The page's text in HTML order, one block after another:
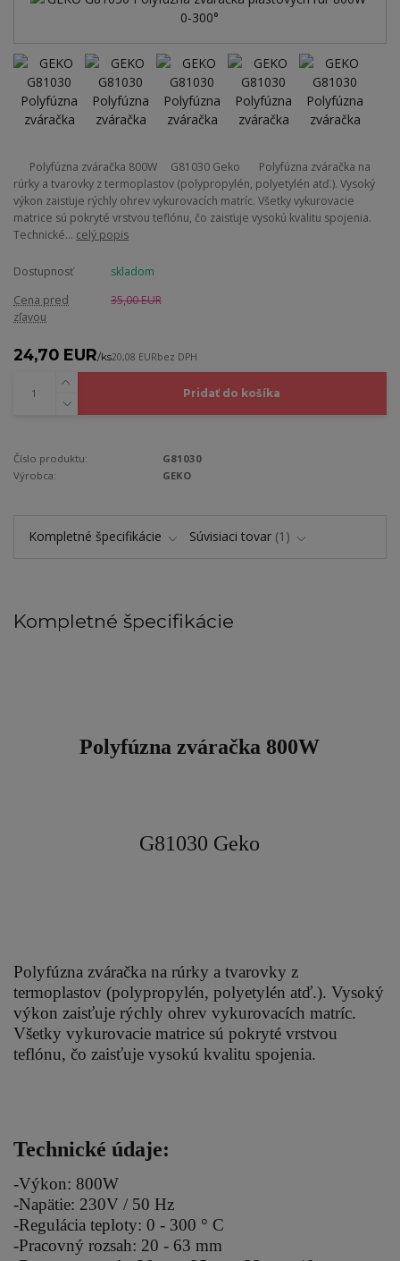
Polyfúzna zváračka 800W G81030 Geko Polyfúzna zváračka na
rúrky a tvarovky z termoplastov (polypropylén, polyetylén atď.). Vysoký
výkon zaisťuje rýchly ohrev vykurovacích matríc. Všetky vykurovacie
matrice sú pokryté vrstvou teflónu, čo zaisťuje vysokú kvalitu spojenia.
Technické... celý popis
Dostupnosť
skladom
Cena pred
zľavou
35,00 EUR
24,70 EUR/ks20,08 EURbez DPH
Pridať do košíka
Číslo produktu:
G81030
Výrobca:
GEKO
Kompletné špecifikácie Súvisiaci tovar 1
Kompletné špecifikácie
Polyfúzna zváračka 800W
G81030 Geko
Polyfúzna zváračka na rúrky a tvarovky z
termoplastov (polypropylén, polyetylén atď.). Vysoký
výkon zaisťuje rýchly ohrev vykurovacích matríc.
Všetky vykurovacie matrice sú pokryté vrstvou
teflónu, čo zaisťuje vysokú kvalitu spojenia.
Technické údaje:
-Výkon: 800W
-Napätie: 230V / 50 Hz
-Regulácia teploty: 0 - 300 ° C
-Pracovný rozsah: 20 - 63 mm